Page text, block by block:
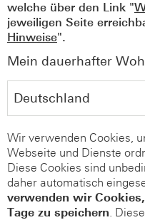
welche über den Link "
jeweiligen Seite
Hinweise".
Mein dauerhafter
Wir verwenden Cookies,
Webseite und Dienste
Diese Cookies sind
daher automatisch
verwenden wir
Tage zu speichern.